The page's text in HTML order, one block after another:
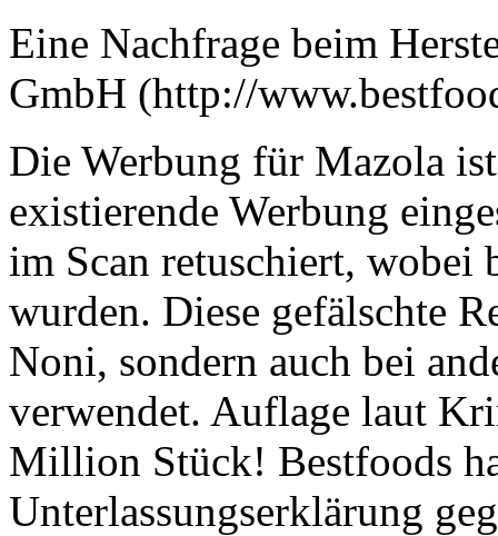
Eine Nachfrage beim
GmbH (http://
Die Werbung für Mazola
existierende Werbung
im Scan retuschiert, wobei
wurden. Diese gefälschte
Noni, sondern auch bei
verwendet. Auflage laut
Million Stück! Bestfoods
Unterlassungserklärung